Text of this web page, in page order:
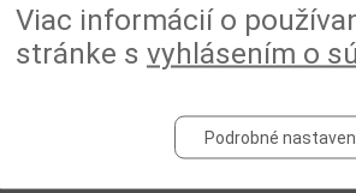
Viac informácií o
stránke s vyhlásením o
Podrobné